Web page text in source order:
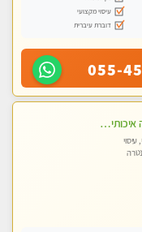
עיסוי מקצועי
דוברת עיברית
055-
בהוד השרון -מעסה איכותית למאסז מקצועי ומפנק לכל שרירי הגוף
עיסוי